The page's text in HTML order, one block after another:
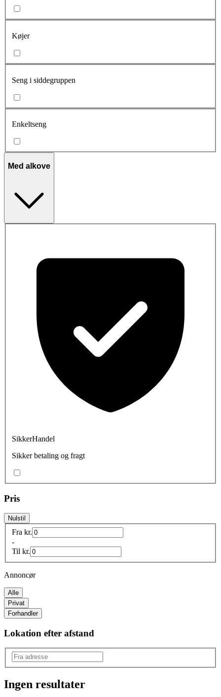
Køjer
Seng i siddegruppen
Enkeltseng
Med alkove
SikkerHandel
Sikker betaling og fragt
Pris
Nulstil
Fra kr.
-
Til kr.
Annoncør
Alle
Privat
Forhandler
Lokation efter afstand
Ingen resultater